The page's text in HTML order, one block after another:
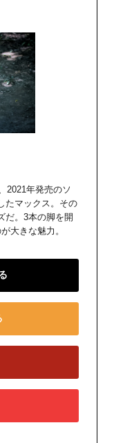
2021年発売のソ
たマックス。その
だ。3本の脚を開
大きな魅力。